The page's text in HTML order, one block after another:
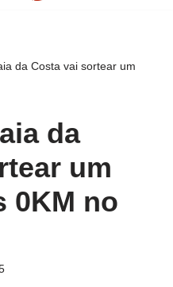
da Costa vai sortear um
da
um
0KM no